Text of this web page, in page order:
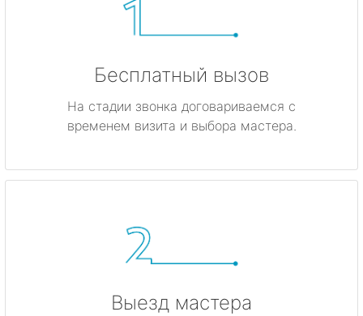
Бесплатный вызов
На стадии звонка договариваемся с
временем визита и выбора мастера.
Выезд мастера